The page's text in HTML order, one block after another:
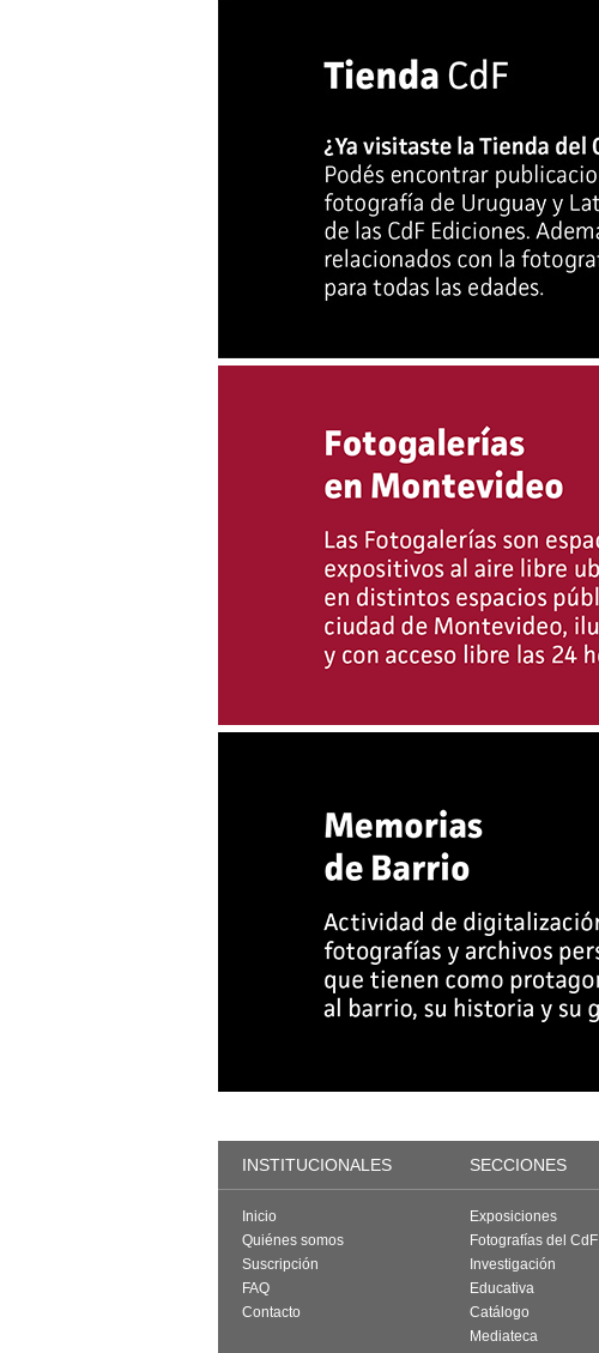
INSTITUCIONALES SECCIONES
Inicio
Quiénes somos
Suscripción
FAQ
Contacto
Exposiciones
Fotografías del CdF
Investigación
Educativa
Catálogo
Mediateca